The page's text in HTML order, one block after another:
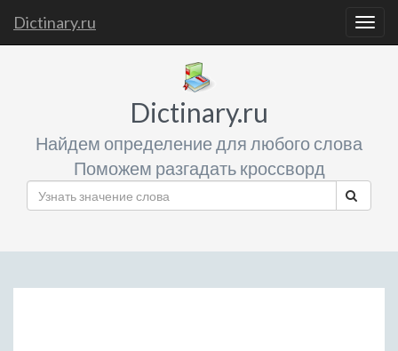
Dictinary.ru
Dictinary.ru
Найдем определение для любого слова
Поможем разгадать кроссворд